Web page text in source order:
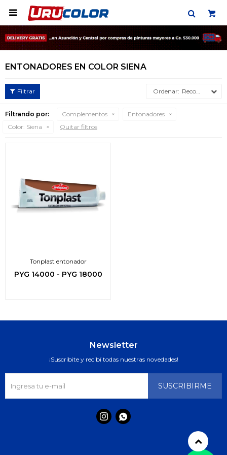

ENTONADORES EN COLOR SIENA
Recomendados
Filtrando por: Complementos
Entonadores
Color: Siena Quitar filtros
Tonplast entonador
PYG 14000 - PYG 18000
Newsletter
¡Suscribite y recibí todas nuestras novedades!
SUSCRIBIRME
 